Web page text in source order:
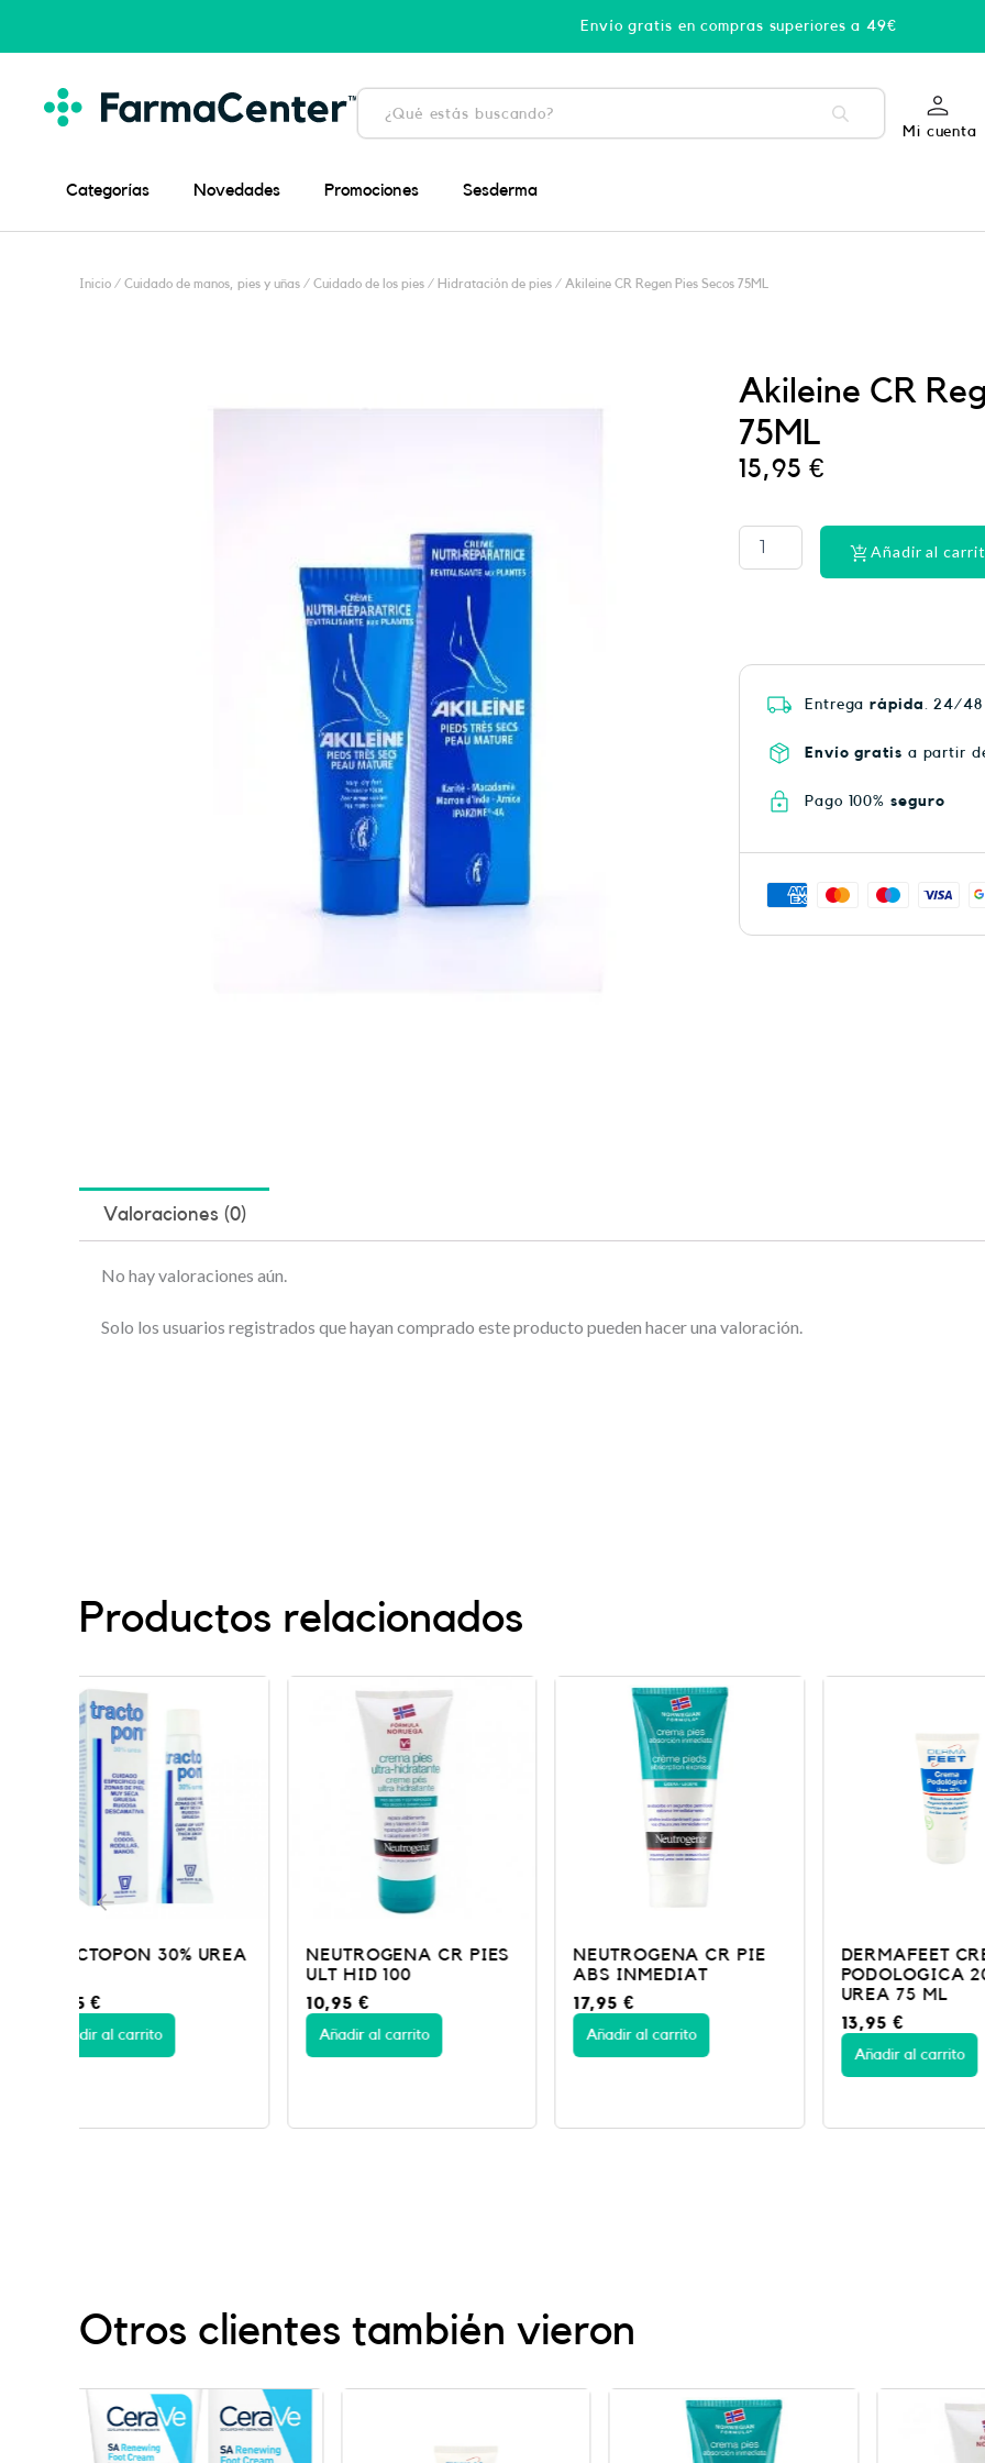
Envío gratis en compras superiores a 49€
Búsqueda
productos
Mi cuenta
Categorías Novedades Promociones Sesderma
Inicio / Cuidado de manos, pies y uñas / Cuidado de los pies / Hidratación de pies / Akileine CR Regen Pies Secos 75ML
Akileine CR
75ML
15,95€
ULTRA
HEAT
PLUS
Añadir al
Entregarápida . 24/
Envío gratis a partir
Pago 100% seguro
Valoraciones (0)
No hay valoraciones aún.
Solo los usuarios registrados que hayan comprado este producto pueden hacer una valoración.
Productos relacionados
NEUTROGENA CR PIES
10,95
Añadir al carrito
NEUTROGENA CR PIE
ABS INMEDIAT
17,95
Añadir al carrito
DERMAFEET CREMA
PODOLOGICA 20 %
UREA 75 ML
Añadir al carrito
CERAVE
88ML
10,95
Añadir al
Otros clientes también vieron